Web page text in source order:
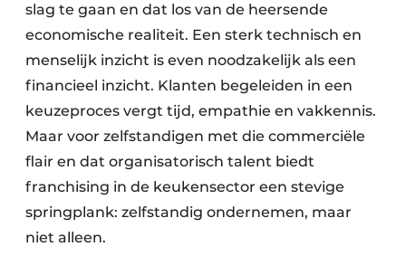
slag te gaan en dat los van de heersende
economische realiteit. Een sterk technisch en
menselijk inzicht is even noodzakelijk als een
financieel inzicht. Klanten begeleiden in een
keuzeproces vergt tijd, empathie en vakkennis.
Maar voor zelfstandigen met die commerciële
flair en dat organisatorisch talent biedt
franchising in de keukensector een stevige
springplank: zelfstandig ondernemen, maar
niet alleen.